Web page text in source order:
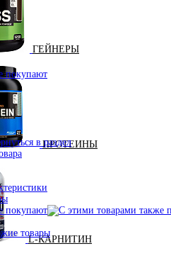
ГЕЙНЕРЫ
ПРОТЕИНЫ
L-КАРНИТИН
покупают
покупают